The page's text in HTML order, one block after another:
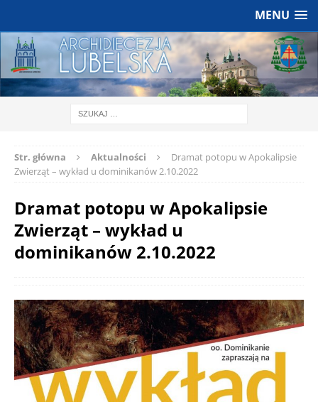
MENU
Str. główna Aktualności
Dramat potopu w Apokalipsie
Zwierząt – wykład u dominikanów 2.10.2022
Dramat potopu w Apokalipsie
Zwierząt – wykład u
dominikanów 2.10.2022